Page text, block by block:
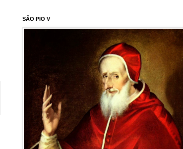
SÃO PIO V